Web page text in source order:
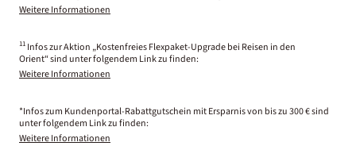
Weitere Informationen
11 Infos zur Aktion „Kostenfreies Flexpaket-Upgrade bei Reisen in den
Orient“ sind unter folgendem Link zu finden:
Weitere Informationen
*Infos zum Kundenportal-Rabattgutschein mit Ersparnis von bis zu 300 € sind
unter folgendem Link zu finden:
Weitere Informationen